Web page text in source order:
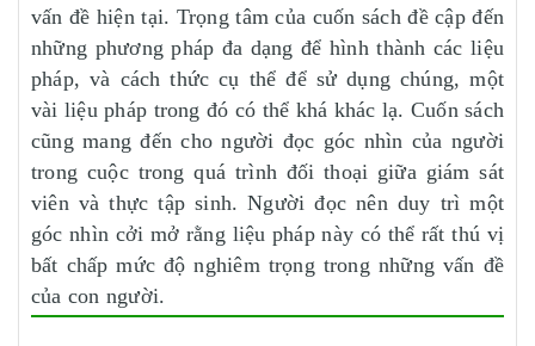
vấn đề hiện tại. Trọng tâm của cuốn sách đề cập đến
những phương pháp đa dạng để hình thành các liệu
pháp, và cách thức cụ thể để sử dụng chúng, một
vài liệu pháp trong đó có thể khá khác lạ. Cuốn sách
cũng mang đến cho người đọc góc nhìn của người
trong cuộc trong quá trình đối thoại giữa giám sát
viên và thực tập sinh. Người đọc nên duy trì một
góc nhìn cởi mở rằng liệu pháp này có thể rất thú vị
bất chấp mức độ nghiêm trọng trong những vấn đề
của con người.